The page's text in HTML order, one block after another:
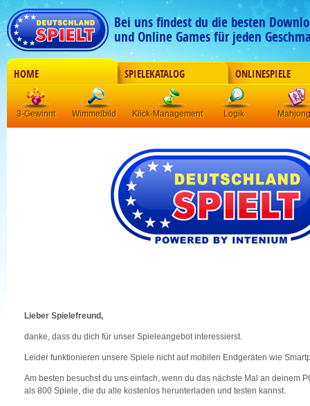
Bei uns findest du die besten
und Online Games für jeden
HOME SPIELEKATALOG ONLINESPIELE
3-Gewinnt Wimmelbild Klick-Management Logik Mahjong
Lieber Spielefreund,
danke, dass du dich für unser Spieleangebot interessierst.
Leider funktionieren unsere Spiele nicht auf mobilen Endgeräten wie
Am besten besuchst du uns einfach, wenn du das nächste Mal an deinem
als 800 Spiele, die du alle kostenlos herunterladen und testen kannst.